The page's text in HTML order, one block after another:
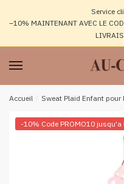
navigation
Service
–10% MAINTENANT AVEC LE
Accueil / Sweat Plaid Enfant pour
-10% Code PROMO10